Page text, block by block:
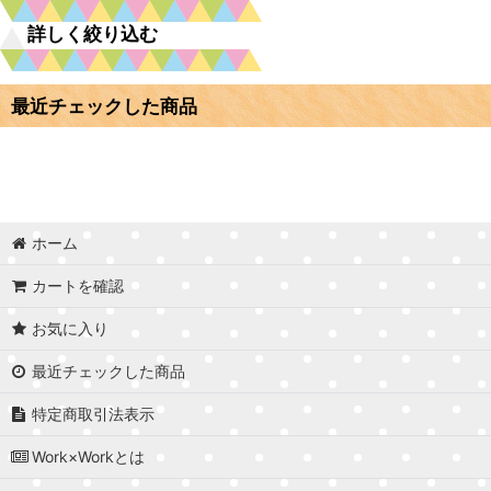
収納・ディスプレイ
生活雑貨
作家・クリエイター作品
ウェディングアイテム
工作キット
カット材料
カットパーツ
詳しく絞り込む
棚板オーダーカット
材料 / パーツ
ウェディングアイテム
家紋グッズ
スタンド / イーゼル
フォトフレーム
最近チェックした商品
ホーム
カートを確認
お気に入り
最近チェックした商品
特定商取引法表示
Work×Workとは